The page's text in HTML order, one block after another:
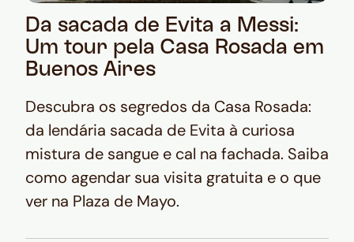
Da sacada de Evita a Messi:
Um tour pela Casa Rosada em
Buenos Aires
Descubra os segredos da Casa Rosada:
da lendária sacada de Evita à curiosa
mistura de sangue e cal na fachada. Saiba
como agendar sua visita gratuita e o que
ver na Plaza de Mayo.